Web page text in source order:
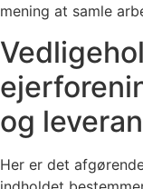
mening at samle
og
Her er det